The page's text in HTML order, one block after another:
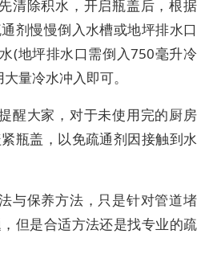
清除积水，开启瓶盖后，根据
剂慢慢倒入水槽或地坪排水口
(地坪排水口需倒入750毫升冷
量冷水冲入即可。
醒大家，对于未使用完的厨房
瓶盖，以免疏通剂因接触到水
与保养方法，只是针对管道堵
但是合适方法还是找专业的疏